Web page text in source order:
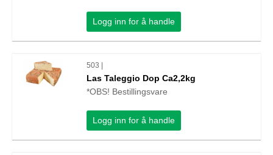
Logg inn for å handle
503 |
Las Taleggio Dop Ca2,2kg
*OBS! Bestillingsvare
Logg inn for å handle